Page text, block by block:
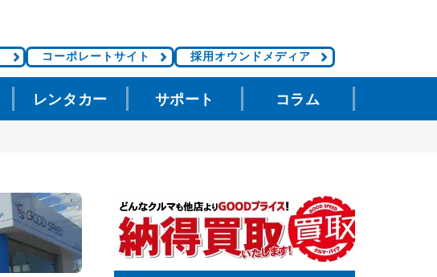
コーポレートサイト 採用オウンドメディア
レンタカー サポート コラム